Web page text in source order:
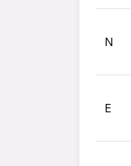
N
E